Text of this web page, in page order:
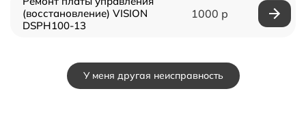
(восстановление) VISION
DSPH100-13
1000 р
У меня другая неисправность